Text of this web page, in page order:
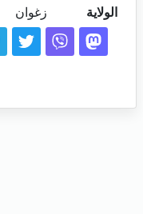
الولاية زغوان